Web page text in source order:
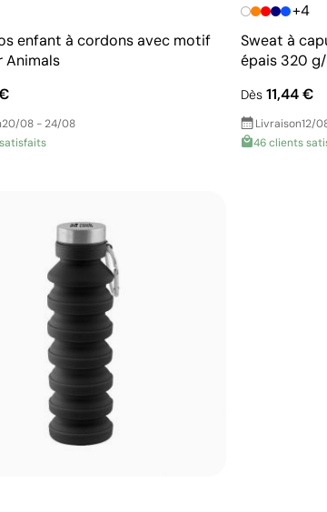
enfant à cordons avec motif
Animals
20/08 - 24/08
+4
Sweat à
épais 320 g/
Dès 11,44 €
Livraison12/
46 clients